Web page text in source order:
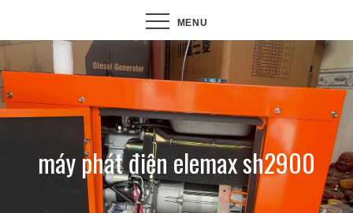
MENU
máy phát điện elemax sh2900